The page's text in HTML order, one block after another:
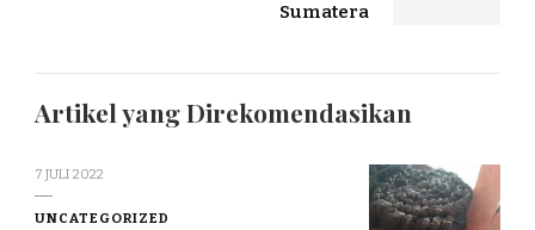
Sumatera
Artikel yang Direkomendasikan
7 JULI 2022
UNCATEGORIZED